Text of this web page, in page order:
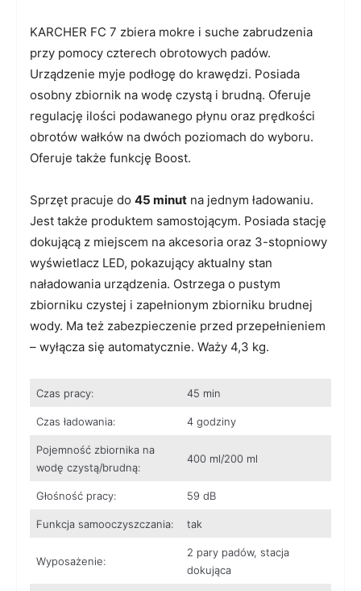
KARCHER FC 7 zbiera mokre i suche zabrudzenia
przy pomocy czterech obrotowych padów.
Urządzenie myje podłogę do krawędzi. Posiada
osobny zbiornik na wodę czystą i brudną. Oferuje
regulację ilości podawanego płynu oraz prędkości
obrotów wałków na dwóch poziomach do wyboru.
Oferuje także funkcję Boost.
Sprzęt pracuje do 45 minut na jednym ładowaniu.
Jest także produktem samostojącym. Posiada stację
dokującą z miejscem na akcesoria oraz 3-stopniowy
wyświetlacz LED, pokazujący aktualny stan
naładowania urządzenia. Ostrzega o pustym
zbiorniku czystej i zapełnionym zbiorniku brudnej
wody. Ma też zabezpieczenie przed przepełnieniem
– wyłącza się automatycznie. Waży 4,3 kg.
Czas pracy: 45 min
Czas ładowania: 4 godziny
Pojemność zbiornika na
wodę czystą/brudną:
400 ml/200 ml
Głośność pracy: 59 dB
Funkcja samooczyszczania: tak
Wyposażenie:
2 pary padów, stacja
dokująca